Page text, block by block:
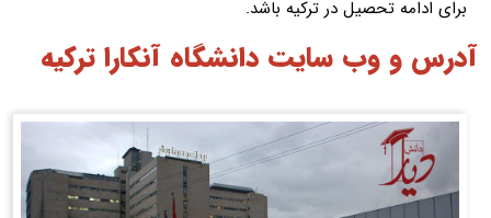
برای ادامه تحصیل در ترکیه باشد.
آدرس و وب سایت دانشگاه آنکارا ترکیه